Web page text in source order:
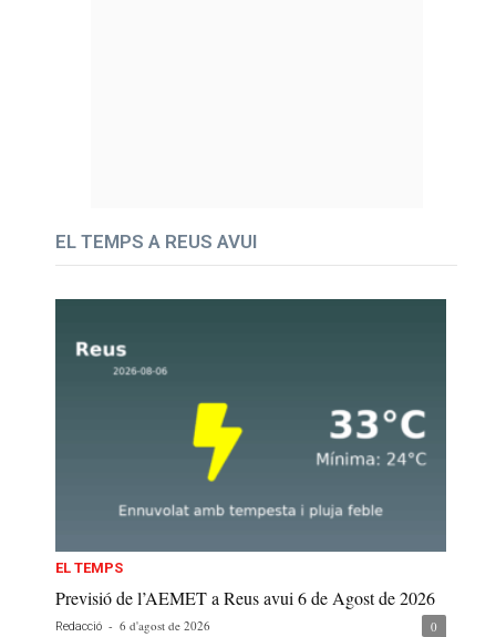
EL TEMPS A REUS AVUI
EL TEMPS
Previsió de l’AEMET a Reus avui 6 de Agost de 2026
Redacció - 6 d'agost de 2026 0